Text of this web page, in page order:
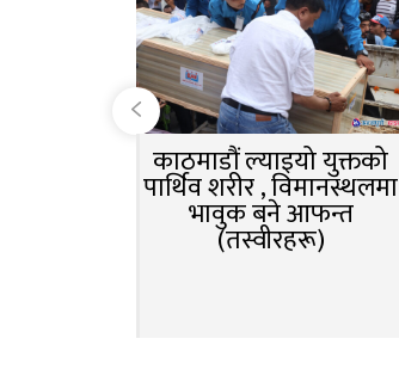
काठमाडौं ल्याइयो युक्तको
पार्थिव शरीर , विमानस्थलमा
भावुक बने आफन्त
(तस्वीरहरू)